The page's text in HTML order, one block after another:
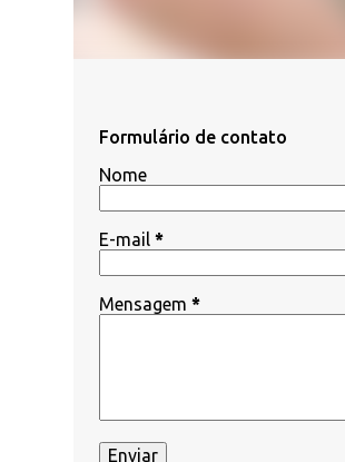
Formulário de contato
Nome
E-mail *
Mensagem *